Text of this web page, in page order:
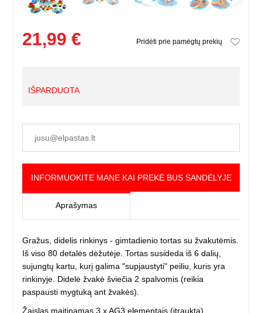
21,99 € Pridėti prie pamėgtų prekių
IŠPARDUOTA
INFORMUOKITE MANE KAI PREKĖ BUS SANDĖLYJE
Aprašymas
Gražus, didelis rinkinys - gimtadienio tortas su žvakutėmis.
Iš viso 80 detalės dėžutėje. Tortas susideda iš 6 dalių,
sujungtų kartu, kurį galima "supjaustyti" peiliu, kuris yra
rinkinyje. Didelė žvakė šviečia 2 spalvomis (reikia
paspausti mygtuką ant žvakės).
Žaislas maitinamas 3 x AG3 elementais (įtraukta)